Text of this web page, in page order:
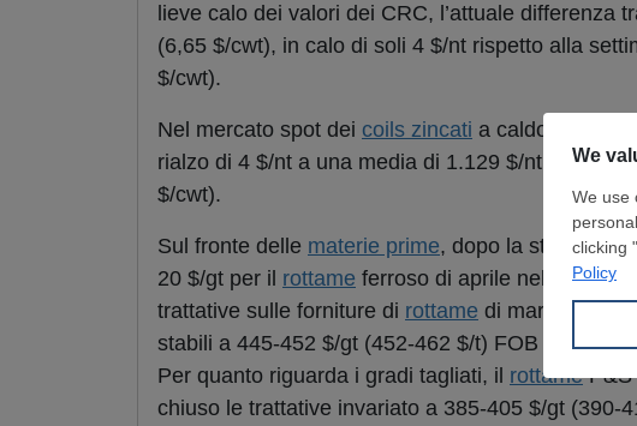
lieve calo dei valori dei CRC, l’attuale
(6,65 $/cwt), in calo di soli 4 $/nt rispetto alla
$/cwt).
Nel mercato spot dei coils zincati a caldo (HDG),
rialzo di 4 $/nt a una media di 1.129 $/nt (1.245
$/cwt).
Sul fronte delle materie prime, dopo la stabilità di
20 $/gt per il rottame ferroso di aprile nel Midwest
trattative sulle forniture di rottame di marzo, il
stabili a 445-452 $/gt (452-462 $/t) FOB
Per quanto riguarda i gradi tagliati, il rottameP&S
chiuso le trattative invariato a 385-405 $/gt (390-